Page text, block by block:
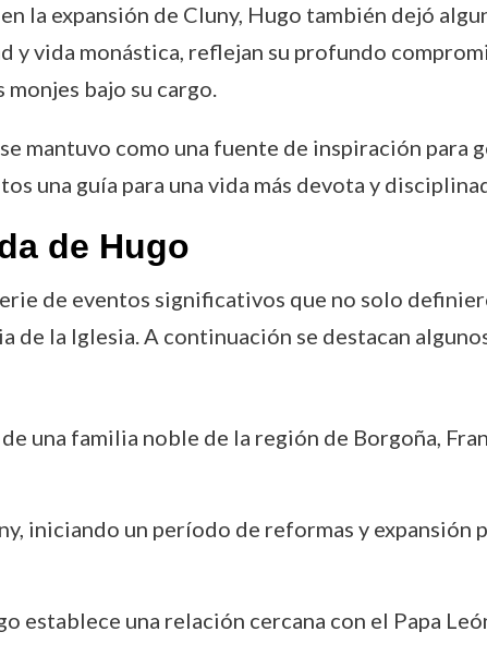
la expansión de Cluny, Hugo también dejó
y vida monástica, reflejan su profundo
bajo su cargo.
mantuvo como una fuente de inspiración para
una guía para una vida más devota y
de Hugo
de eventos significativos que no solo
la Iglesia. A continuación se destacan
una familia noble de la región de Borgoña,
iniciando un período de reformas y expansión
establece una relación cercana con el Papa